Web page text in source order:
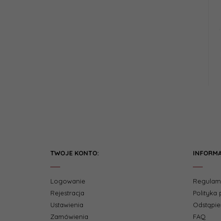
TWOJE KONTO:
Logowanie
Rejestracja
Ustawienia
Zamówienia
Polityka
FAQ